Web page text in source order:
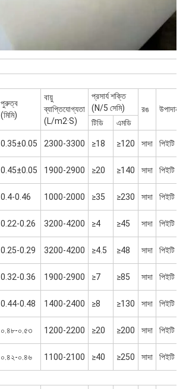
পুরুত্ব
(মিমি)
বায়ু
ব্যাপ্তিযোগ্যতা
(L/m2·S)
প্রসার্য শক্তি
(N/5 সেমি)
রঙ
উপাদান
টিডি
এমডি
0.35±0.05 2300-3300 ≥18 ≥120 সাদা পিইটি
0.45±0.05 1900-2900 ≥20 ≥140 সাদা পিইটি
0.4-0.46 1000-2000 ≥35 ≥230 সাদা পিইটি
0.22-0.26 3200-4200 ≥4 ≥45 সাদা পিইটি
0.25-0.29 3200-4200 ≥4.5 ≥48 সাদা পিইটি
0.32-0.36 1900-2900 ≥7 ≥85 সাদা পিইটি
0.44-0.48 1400-2400 ≥8 ≥130 সাদা পিইটি
০.৪৮-০.৫৩ 1200-2200 ≥20 ≥200 সাদা পিইটি
০.৪২-০.৪৬ 1100-2100 ≥40 ≥250 সাদা পিইটি